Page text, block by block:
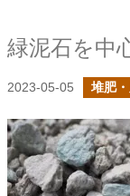
緑泥石を中
2023-05-05 堆肥